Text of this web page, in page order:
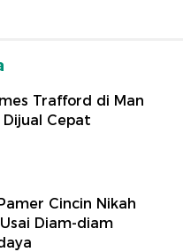
Trafford di Man
Cepat
Cincin Nikah
Diam-diam